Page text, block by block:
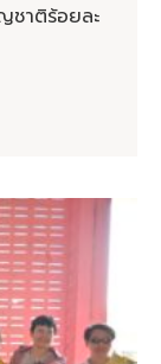
ชาติร้อยละ